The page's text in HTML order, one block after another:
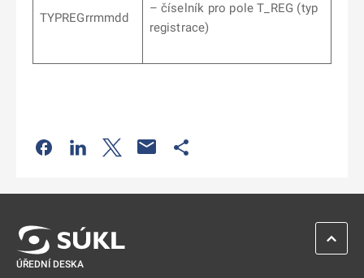
TYPREGrrmmdd
– číselník pro pole T_REG (typ
registrace)
Odkaz se otevře na nové kartě
Odkaz se otevře na nové kartě
Odkaz se otevře na nové kartě
ÚŘEDNÍ DESKA
ZPĚT